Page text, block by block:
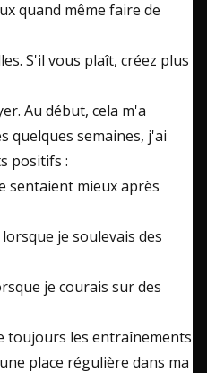
quand même faire de
S'il vous plaît, créez plus
Au début, cela m'a
quelques semaines, j'ai
positifs :
sentaient mieux après
je soulevais des
je courais sur des
toujours les entraînements
place régulière dans ma